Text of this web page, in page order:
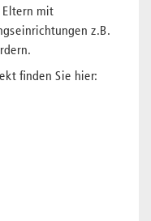
Eltern mit
z.B.
finden Sie hier: